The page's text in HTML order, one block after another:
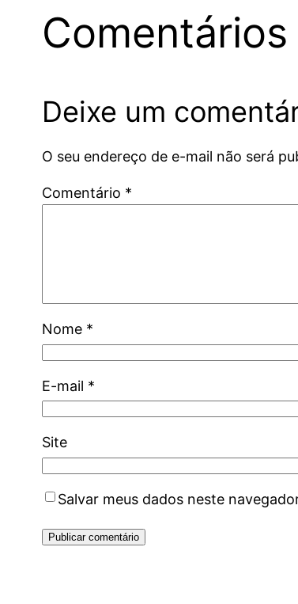
Comentários
Deixe um
O seu endereço de e-mail não será
Comentário *
Nome *
E-mail *
Site
Salvar meus dados neste